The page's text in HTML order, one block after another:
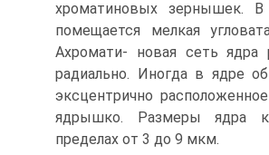
хроматиновых зернышек. В
помещается мелкая
Ахромати- новая сеть ядра
радиально. Иногда в ядре
эксцентрично
ядрышко. Размеры ядра
пределах от 3 до 9 мкм.